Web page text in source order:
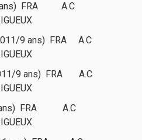
ans) FRA A.C
9 ans) FRA A.C
9 ans) FRA A.C
ans) FRA A.C